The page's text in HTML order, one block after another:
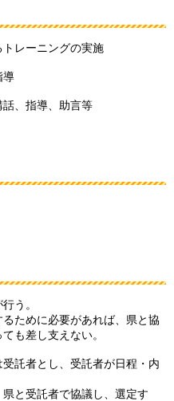
レーニングの実施
導
、指導、助言等
う。
ために必要があれば、県と協
も差し支えない。
託者とし、受託者が日程・内
と受託者で協議し、選定す